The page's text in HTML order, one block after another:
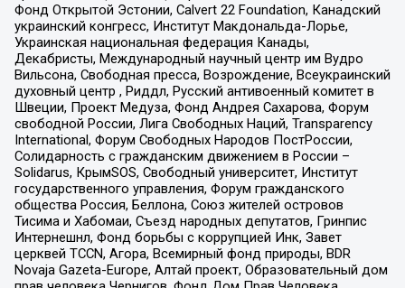
Фонд Открытой Эстонии, Calvert 22 Foundation, Канадский
украинский конгресс, Институт Макдональда-Лорье,
Украинская национальная федерация Канады,
Декабристы, Международный научный центр им Вудро
Вильсона, Свободная пресса, Возрождение, Всеукраинский
духовный центр , Риддл, Русский антивоенный комитет в
Швеции, Проект Медуза, Фонд Андрея Сахарова, Форум
свободной России, Лига Свободных Наций, Transparеncy
International, Форум Свободных Народов ПостРоссии,
Солидарность с гражданским движением в России –
Solidarus, КрымSOS, Свободный университет, Институт
государственного управления, Форум гражданского
общества Россия, Беллона, Союз жителей островов
Тисима и Хабомаи, Съезд народных депутатов, Гринпис
Интернешнл, Фонд борьбы с коррупцией Инк, Завет
церквей TCCN, Агора, Всемирный фонд природы, BDR
Novaja Gazeta-Europe, Алтай проект, Образовательный дом